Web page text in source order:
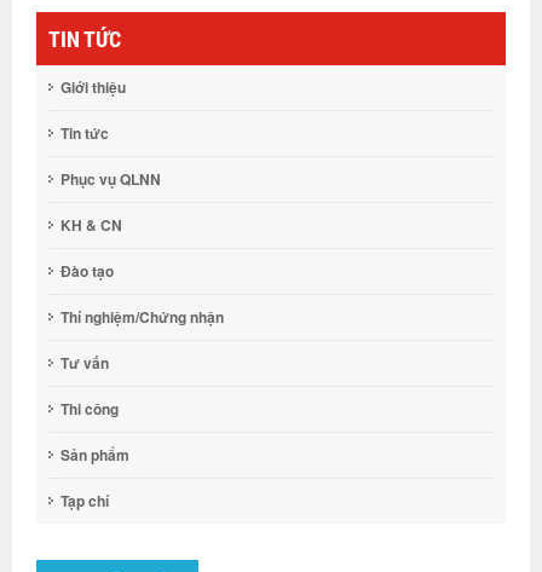
TIN TỨC
Giới thiệu
Tin tức
Phục vụ QLNN
KH & CN
Đào tạo
Thí nghiệm/Chứng nhận
Tư vấn
Thi công
Sản phẩm
Tạp chí